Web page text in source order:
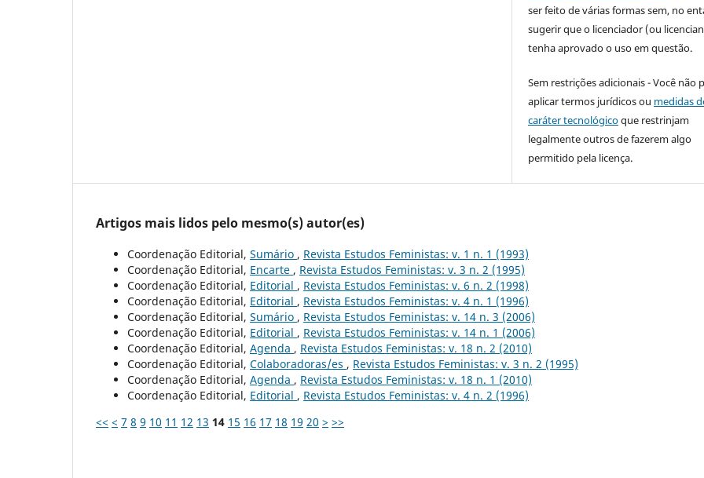
ser feito de várias formas sem, no
sugerir que o licenciador (ou
tenha aprovado o uso em questão.
Sem restrições adicionais - Você não
aplicar termos jurídicos ou medidas
caráter tecnológicoque restrinjam
legalmente outros de fazerem algo
permitido pela licença.
Artigos mais lidos pelo mesmo(s) autor(es)
Coordenação Editorial, Sumário , Revista Estudos Feministas: v. 1 n. 1 (1993)
Coordenação Editorial, Encarte , Revista Estudos Feministas: v. 3 n. 2 (1995)
Coordenação Editorial, Editorial , Revista Estudos Feministas: v. 6 n. 2 (1998)
Coordenação Editorial, Editorial , Revista Estudos Feministas: v. 4 n. 1 (1996)
Coordenação Editorial, Sumário , Revista Estudos Feministas: v. 14 n. 3 (2006)
Coordenação Editorial, Editorial , Revista Estudos Feministas: v. 14 n. 1 (2006)
Coordenação Editorial, Agenda , Revista Estudos Feministas: v. 18 n. 2 (2010)
Coordenação Editorial, Colaboradoras/es , Revista Estudos Feministas: v. 3 n. 2 (1995)
Coordenação Editorial, Agenda , Revista Estudos Feministas: v. 18 n. 1 (2010)
Coordenação Editorial, Editorial , Revista Estudos Feministas: v. 4 n. 2 (1996)
<< < 7 8 9 10 11 12 13 14 15 16 17 18 19 20 > >>